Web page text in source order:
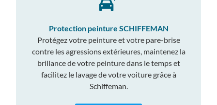
Protection peinture SCHIFFEMAN
Protégez votre peinture et votre pare-brise
contre les agressions extérieures, maintenez la
brillance de votre peinture dans le temps et
facilitez le lavage de votre voiture grâce à
Schiffeman.